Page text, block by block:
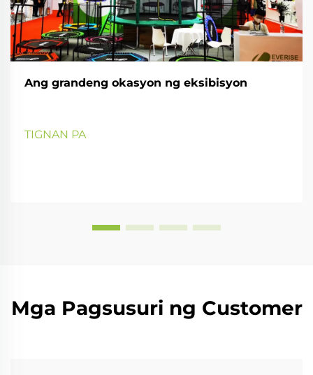
Ang grandeng okasyon ng eksibisyon
TIGNAN PA
Mga Pagsusuri ng Customer